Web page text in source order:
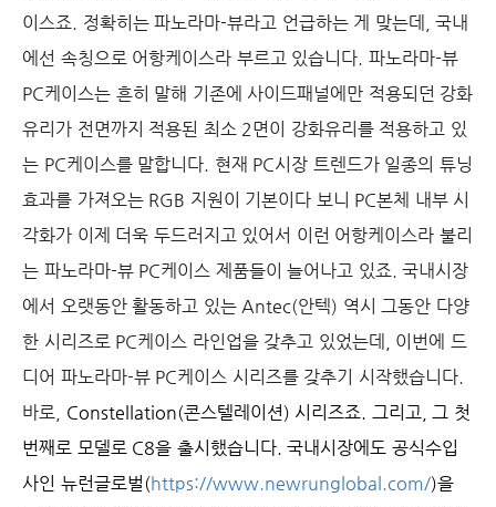
이스죠. 정확히는 파노라마-뷰라고 언급하는 게 맞는데, 국내
에선 속칭으로 어항케이스라 부르고 있습니다. 파노라마-뷰
PC케이스는 흔히 말해 기존에 사이드패널에만 적용되던 강화
유리가 전면까지 적용된 최소 2면이 강화유리를 적용하고 있
는 PC케이스를 말합니다. 현재 PC시장 트렌드가 일종의 튜닝
효과를 가져오는 RGB 지원이 기본이다 보니 PC본체 내부 시
각화가 이제 더욱 두드러지고 있어서 이런 어항케이스라 불리
는 파노라마-뷰 PC케이스 제품들이 늘어나고 있죠. 국내시장
에서 오랫동안 활동하고 있는 Antec(안텍) 역시 그동안 다양
한 시리즈로 PC케이스 라인업을 갖추고 있었는데, 이번에 드
디어 파노라마-뷰 PC케이스 시리즈를 갖추기 시작했습니다.
바로, Constellation(콘스텔레이션) 시리즈죠. 그리고, 그 첫
번째로 모델로 C8을 출시했습니다. 국내시장에도 공식수입
사인 뉴런글로벌(https://www.newrunglobal.com/)을